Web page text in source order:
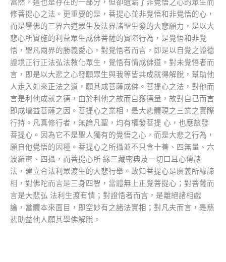
當然，這也是存在的一部分，但卻遺漏了非覺悟之心的眾生而
修菩提心之法。更重要的是，菩提心並非覺悟和非覺悟的心，
而是學佛的三界六道眾生及法界諸聖生發的大悲願力，是以大
悲心所實施的利益眾生成佛菩薩的實際行為，是覺悟和非覺
悟，聖凡兩界的勝義愛心。對覺悟者而言，即是以自覺之證德
證境正行正法弘法教化眾生，覺悟有情成佛道。對未覺悟者而
言，即是以大悲之心發願眾生與我等皆共成就得解脫，幫助他
人走入如來正法之道，願其成菩薩成佛。菩提心之法，對他而
言是利他成就之德，由於利他之故而自獲德量，故對自己而言
即成增益菩薩之因。菩提心之業相，是大悲體現之三業之實際
行持。凡真修行者，無論凡聖，均有權發菩提 心，也應該發
菩提心。因為它不是聖人獨有的覺悟之心，而是大悲之行為，
願自他覺悟的因種。菩提心之所攝並不只含十善、四無量、六
波羅密、四攝，而菩提心所 緣三藏密典及一切口耳心傳諸
法，建立合法利眾渡生的大悲行舉。故知菩提心是廣義所緣諦
相，對佛陀而言是三身四智，當體無上正覺菩提心；對菩薩而
言是大悲弘 法利生渡有情；對證悟者而言，是離絕諸相戲
論，當體本來面目，即空妙有之諸法實相；對凡夫而言，是慈
悲助益他人願其學佛解脫。